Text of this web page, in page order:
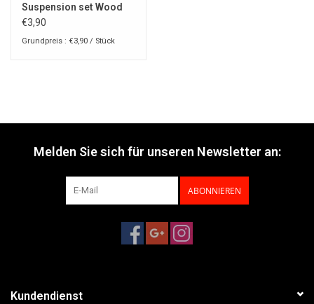
Suspension set Wood
€3,90
Grundpreis : €3,90 / Stück
Melden Sie sich für unseren Newsletter an:
ABONNIEREN
Kundendienst